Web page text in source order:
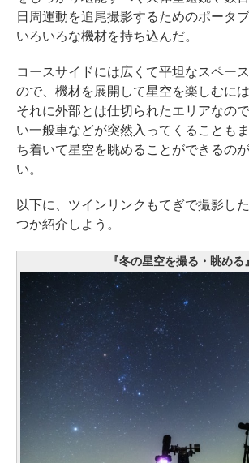
日周運動を追尾撮影するためのポータ
いろいろな機材を持ち込んだ。
コースサイドには広くて平坦なスペー
ので、機材を展開して星空を楽しむには
それに外部とは仕切られたエリアなの
い一般車などが突然入ってくることも
ち着いて星空を眺めることができるの
い。
以下に、ツインリンクもてぎで撮影し
つか紹介しよう。
『冬の星空を撮る・眺める』